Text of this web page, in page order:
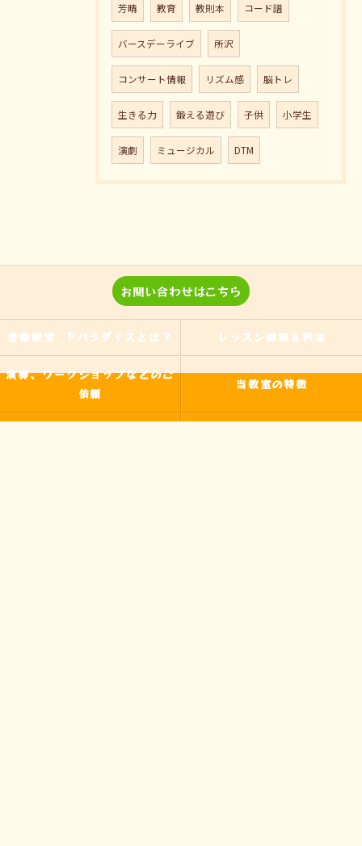
芳晴 教育 教則本 コード譜
バースデーライブ 所沢
コンサート情報 リズム感 脳トレ
生きる力 鍛える遊び 子供 小学生
演劇 ミュージカル DTM
お問い合わせはこちら
音楽教室 Pパラダイスとは？ レッスン詳細＆料金
演奏、ワークショップなどのご
依頼
当教室の特徴